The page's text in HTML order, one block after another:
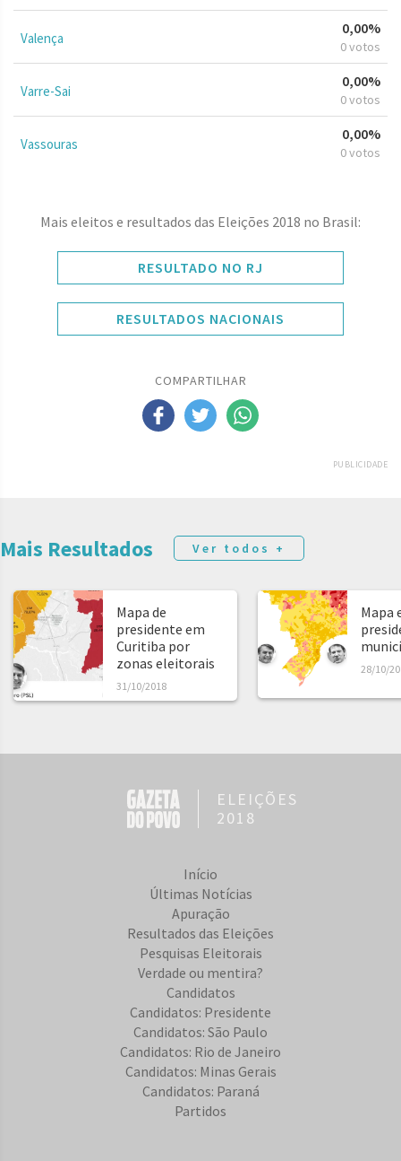
Valença
0,00%
0 votos
Varre-Sai
0,00%
0 votos
Vassouras
0,00%
0 votos
Mais eleitos e resultados das Eleições 2018 no Brasil:
RESULTADO NO RJ
RESULTADOS NACIONAIS
COMPARTILHAR
PUBLICIDADE
Mais Resultados Ver todos +
Mapa de
presidente em
Curitiba por
zonas eleitorais
31/10/2018
Mapa
28/10/
ELEIÇÕES
2018
Início
Últimas Notícias
Apuração
Resultados das Eleições
Pesquisas Eleitorais
Verdade ou mentira?
Candidatos
Candidatos: Presidente
Candidatos: São Paulo
Candidatos: Rio de Janeiro
Candidatos: Minas Gerais
Candidatos: Paraná
Partidos